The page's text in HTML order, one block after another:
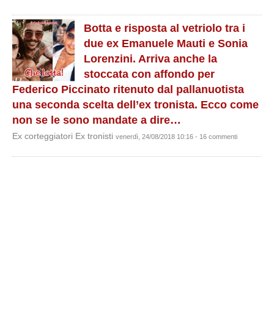
Botta e risposta al vetriolo tra i
due ex Emanuele Mauti e Sonia
Lorenzini. Arriva anche la
stoccata con affondo per
Federico Piccinato ritenuto dal pallanuotista
una seconda scelta dell’ex tronista. Ecco come
non se le sono mandate a dire…
Ex corteggiatori Ex tronisti venerdì, 24/08/2018 10:16 - 16 commenti